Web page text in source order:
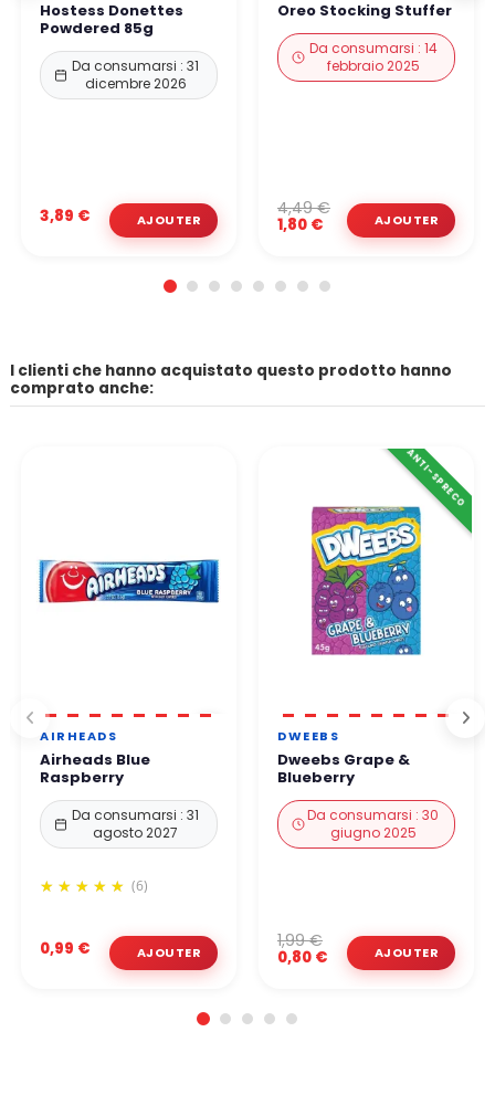
Hostess Donettes
Powdered 85g
Da consumarsi : 31
dicembre 2026
3,89 €
Oreo Stocking Stuffer
Da consumarsi : 14
febbraio 2025
1,80 €
4,49 €
I clienti che hanno acquistato questo prodotto hanno
comprato anche:
AIRHEADS
Airheads Blue
Raspberry
Da consumarsi : 31
agosto 2027
(6)
0,99 €
ANTI-SPRECO
DWEEBS
Dweebs Grape &
Blueberry
Da consumarsi : 30
giugno 2025
0,80 €
1,99 €